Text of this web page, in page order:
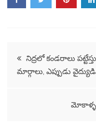
Post
navigation
నిద్రలో కండరాలు
మార్గాలు, ఎప్పుడు
మోకాళ్ళ